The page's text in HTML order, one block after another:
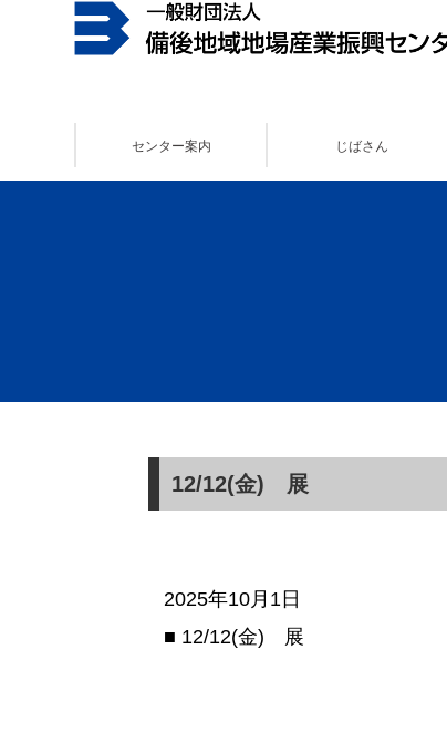
センター案内 じばさん
12/12(金) 展
2025年10月1日
■ 12/12(金) 展